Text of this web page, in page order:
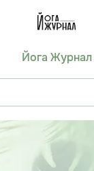
Йога Журнал